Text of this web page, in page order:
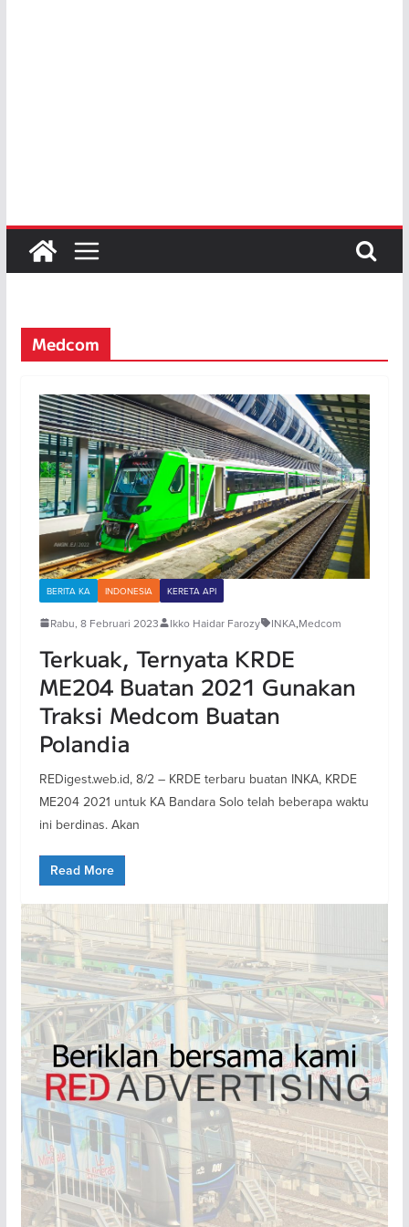
Medcom
BERITA KA INDONESIA KERETA API
Rabu, 8 Februari 2023 Ikko Haidar Farozy INKA,Medcom
Terkuak, Ternyata KRDE
ME204 Buatan 2021 Gunakan
Traksi Medcom Buatan
Polandia
REDigest.web.id, 8/2 – KRDE terbaru buatan INKA, KRDE
ME204 2021 untuk KA Bandara Solo telah beberapa waktu
ini berdinas. Akan
Read More